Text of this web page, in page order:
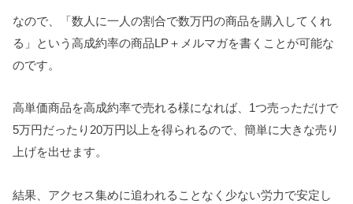
なので、「数人に一人の割合で数万円の商品を購入してくれ
る」という高成約率の商品LP＋メルマガを書くことが可能な
のです。
高単価商品を高成約率で売れる様になれば、1つ売っただけで
5万円だったり20万円以上を得られるので、簡単に大きな売り
上げを出せます。
結果、アクセス集めに追われることなく少ない労力で安定し